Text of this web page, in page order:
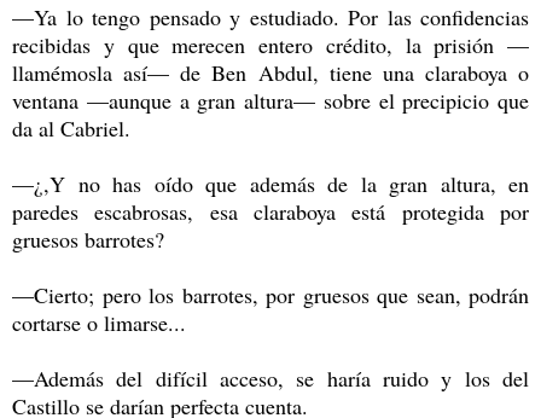
—Ya lo tengo pensado y estudiado. Por las confidencias
recibidas y que merecen entero crédito, la prisión —
llamémosla así— de Ben Abdul, tiene una claraboya o
ventana —aunque a gran altura— sobre el precipicio que
da al Cabriel.
—¿,Y no has oído que además de la gran altura, en
paredes escabrosas, esa claraboya está protegida por
gruesos barrotes?
—Cierto; pero los barrotes, por gruesos que sean, podrán
cortarse o limarse...
—Además del difícil acceso, se haría ruido y los del
Castillo se darían perfecta cuenta.